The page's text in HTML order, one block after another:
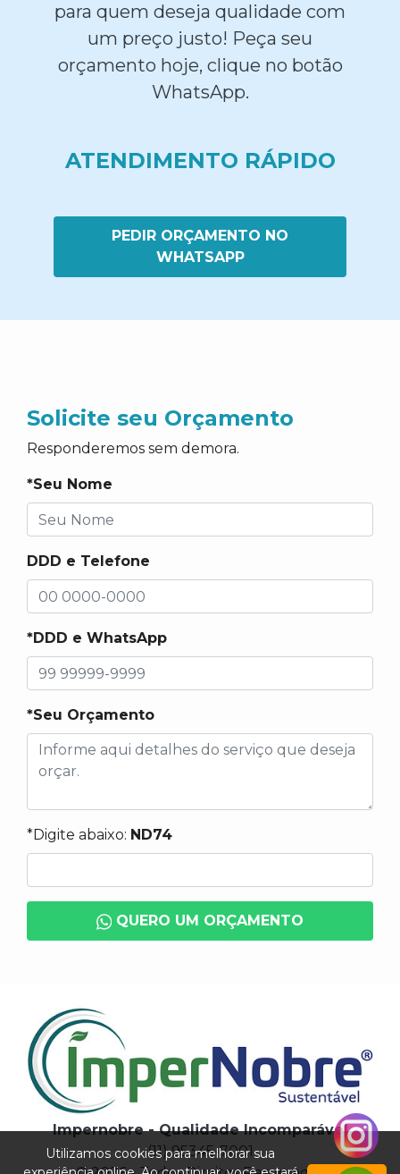
para quem deseja qualidade com
um preço justo! Peça seu
orçamento hoje, clique no botão
WhatsApp.
ATENDIMENTO RÁPIDO
PEDIR ORÇAMENTO NO
WHATSAPP
Solicite seu Orçamento
Responderemos sem demora.
*Seu Nome
DDD e Telefone
*DDD e WhatsApp
*Seu Orçamento
*Digite abaixo: ND74
QUERO UM ORÇAMENTO
Impernobre - Qualidade Incomparável
(11) 95345-7001
Utilizamos cookies para melhorar sua